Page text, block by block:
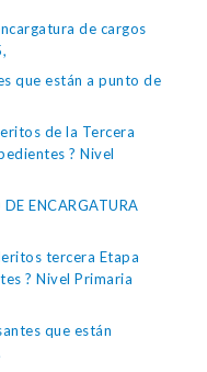
de cargos
que están a punto de
de la Tercera
? Nivel
ENCARGATURA
tercera Etapa
? Nivel Primaria
que están